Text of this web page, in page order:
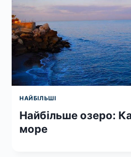
НАЙБІЛЬШІ
Найбільше озеро:
море